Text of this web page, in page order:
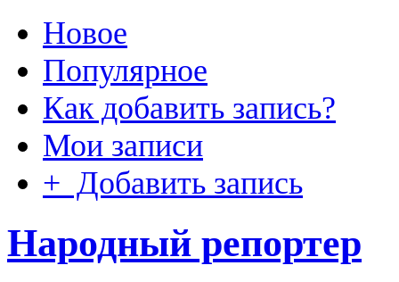
Новое
Популярное
Как добавить запись?
Мои записи
+ Добавить запись
Народный репортер